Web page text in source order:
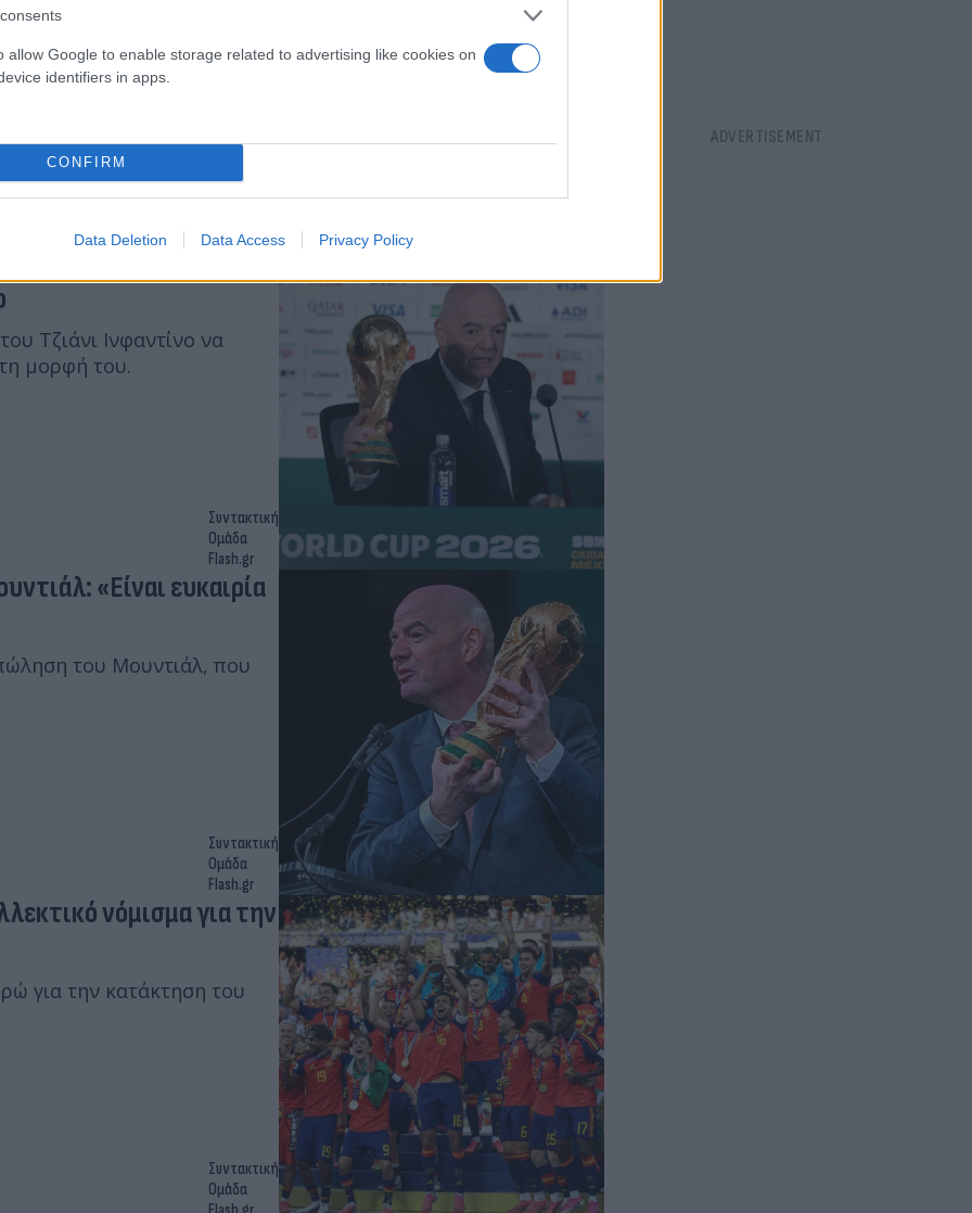
allow Google to enable storage related to advertising like cookies on
identifiers in apps.
CONFIRM
Data Deletion Data Access Privacy Policy
ανάγκασαν τον Τζιάνι
Συντακτική
Flash.gr
της FIFA έαν
Τζιάνι Ινφαντίνο να
μορφή του.
Συντακτική
Ομάδα
Flash.gr
«Είναι ευκαιρία
του Μουντιάλ, που
Συντακτική
Ομάδα
Flash.gr
νόμισμα για την
για την κατάκτηση του
Συντακτική
Ομάδα